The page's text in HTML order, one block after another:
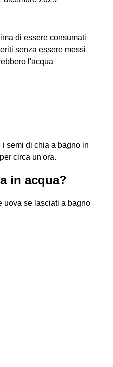
di essere consumati
senza essere messi
l'acqua
i semi di chia a bagno in
circa un'ora.
in acqua?
uova se lasciati a bagno